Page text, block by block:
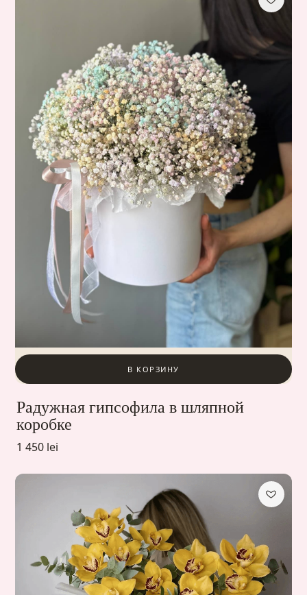
В КОРЗИНУ
Радужная гипсофила в шляпной
коробке
1 450 lei